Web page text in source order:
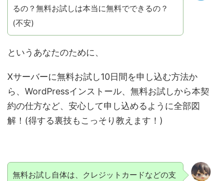
るの？無料お試しは本当に無料でできるの？
(不安)
というあなたのために、
Xサーバーに無料お試し10日間を申し込む方法か
ら、WordPressインストール、無料お試しから本契
約の仕方など、安心して申し込めるように全部図
解！(得する裏技もこっそり教えます！)
無料お試し自体は、クレジットカードなどの支